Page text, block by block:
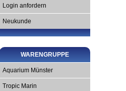
Login anfordern
Neukunde
WARENGRUPPE
Aquarium Münster
Tropic Marin